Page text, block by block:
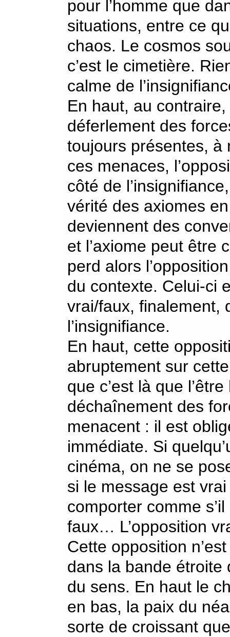
pour l’homme que
situations, entre ce
chaos. Le cosmos
c’est le cimetière.
calme de
En haut, au contraire,
déferlement des
toujours présentes, à
ces menaces,
côté de
vérité des axiomes
deviennent des
et l’axiome peut être
perd alors
du contexte. Celui-ci
vrai/faux, finalement,
l’insignifiance.
En haut, cette
abruptement sur
que c’est là que
déchaînement des
menacent : il est
immédiate. Si
cinéma, on ne se
si le message est
comporter comme
faux… L’opposition
Cette opposition
dans la bande étroite
du sens. En haut le
en bas, la paix du
sorte de croissant